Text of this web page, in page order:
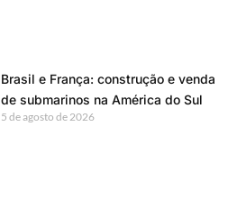
Brasil e França: construção e venda
de submarinos na América do Sul
5 de agosto de 2026